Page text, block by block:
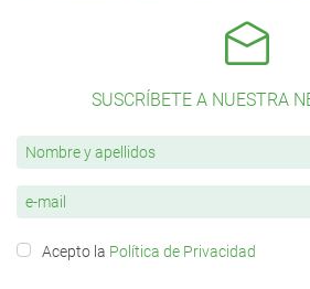
SUSCRÍBETE A NUESTRA
Acepto la Política de Privacidad